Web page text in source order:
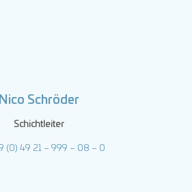
Nico Schröder
Schichtleiter
(0) 49 21 – 999 – 08 – 0